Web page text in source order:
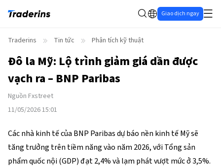
Giao dịch ngay
Traderins Tin tức Phân tích kỹ thuật
Đô la Mỹ: Lộ trình giảm giá dần được
vạch ra – BNP Paribas
Nguồn Fxstreet
11/05/2026 15:01
Các nhà kinh tế của BNP Paribas dự báo nền kinh tế Mỹ sẽ
tăng trưởng trên tiềm năng vào năm 2026, với Tổng sản
phẩm quốc nội (GDP) đạt 2,4% và lạm phát vượt mức ở 3,5%.